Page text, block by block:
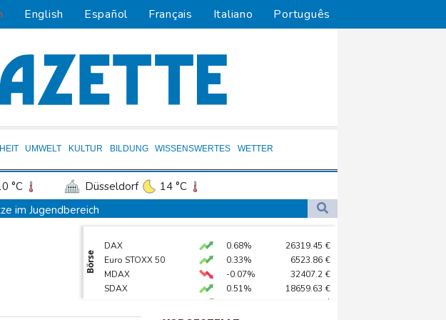
English Español Français Italiano Português
UMWELT KULTUR BILDUNG WISSENSWERTES WETTER
°C Düsseldorf
14 °C
11 °C
Bremen
Wien
im Jugendbereich
aus Russland
russische Angriffe in Region Kiew
für Lkw - BDI begrüßt es
Börse
DAX 0.68% 26319.45 €
Euro STOXX 50
0.33% 6523.86 €
MDAX
-0.07% 32407.2 €
SDAX
0.51% 18659.63 €
$
TecDAX
1.67%